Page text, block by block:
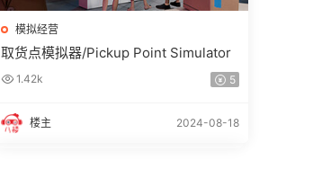
模拟经营
取货点模拟器/Pickup Point Simulator
1.42k 5
楼主 2024-08-18